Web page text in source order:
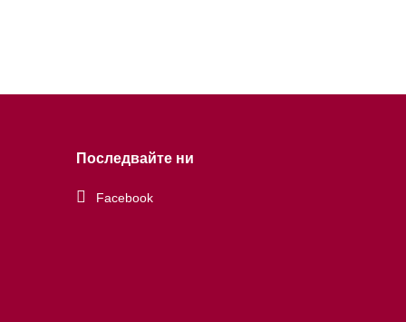
Последвайте ни
Facebook